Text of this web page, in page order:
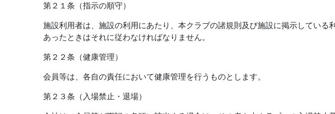
第２１条（指示の順守）
施設利用者は、施設の利用にあたり、本クラブの諸規則及び施設に掲示してい
あったときはそれに従わなければなりません。
第２２条（健康管理）
会員等は、各自の責任において健康管理を行うものとします。
第２３条（入場禁止・退場）